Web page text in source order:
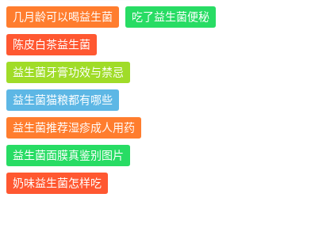
几月龄可以喝益生菌 吃了益生菌便秘
陈皮白茶益生菌
益生菌牙膏功效与禁忌
益生菌猫粮都有哪些
益生菌推荐湿疹成人用药
益生菌面膜真鉴别图片
奶味益生菌怎样吃